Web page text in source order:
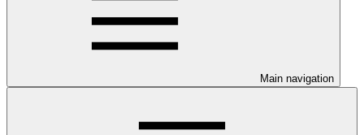
Main navigation